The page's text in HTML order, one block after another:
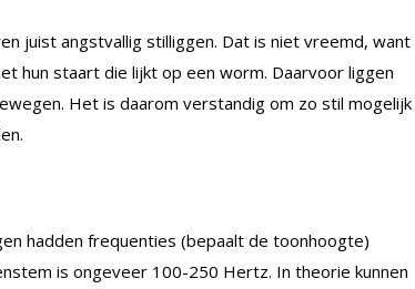
juist angstvallig stilliggen. Dat is niet vreemd, want
hun staart die lijkt op een worm. Daarvoor liggen
Het is daarom verstandig om zo stil mogelijk
hadden frequenties (bepaalt de toonhoogte)
is ongeveer 100-250 Hertz. In theorie kunnen